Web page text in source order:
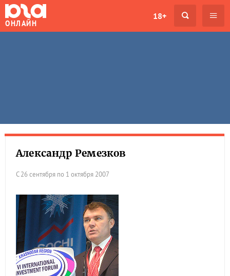
ОНЛАЙН
18+
Александр Ремезков
С 26 сентября по 1 октября 2007